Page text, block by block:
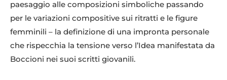
paesaggio alle composizioni simboliche passando
per le variazioni compositive sui ritratti e le figure
femminili – la definizione di una impronta personale
che rispecchia la tensione verso l’Idea manifestata da
Boccioni nei suoi scritti giovanili.